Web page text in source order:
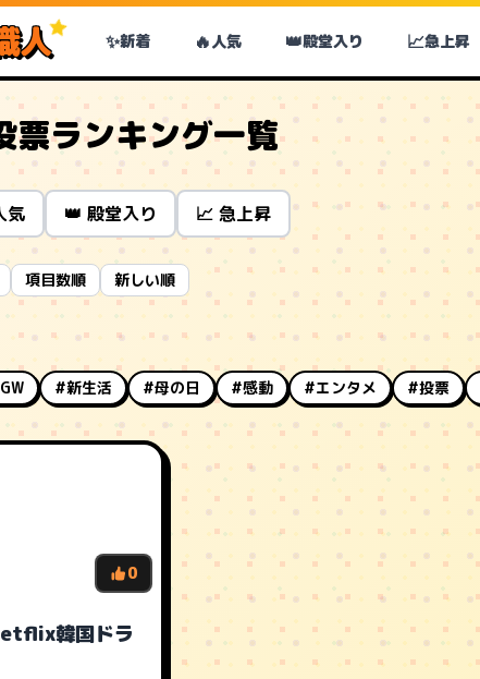
人 ✨新着 🔥人気 👑殿堂入り 📈急上昇
票ランキング一覧
気 👑 殿堂入り 📈 急上昇
項目数順 新しい順
#新生活 #母の日 #感動 #エンタメ #投票
0
韓国ドラ